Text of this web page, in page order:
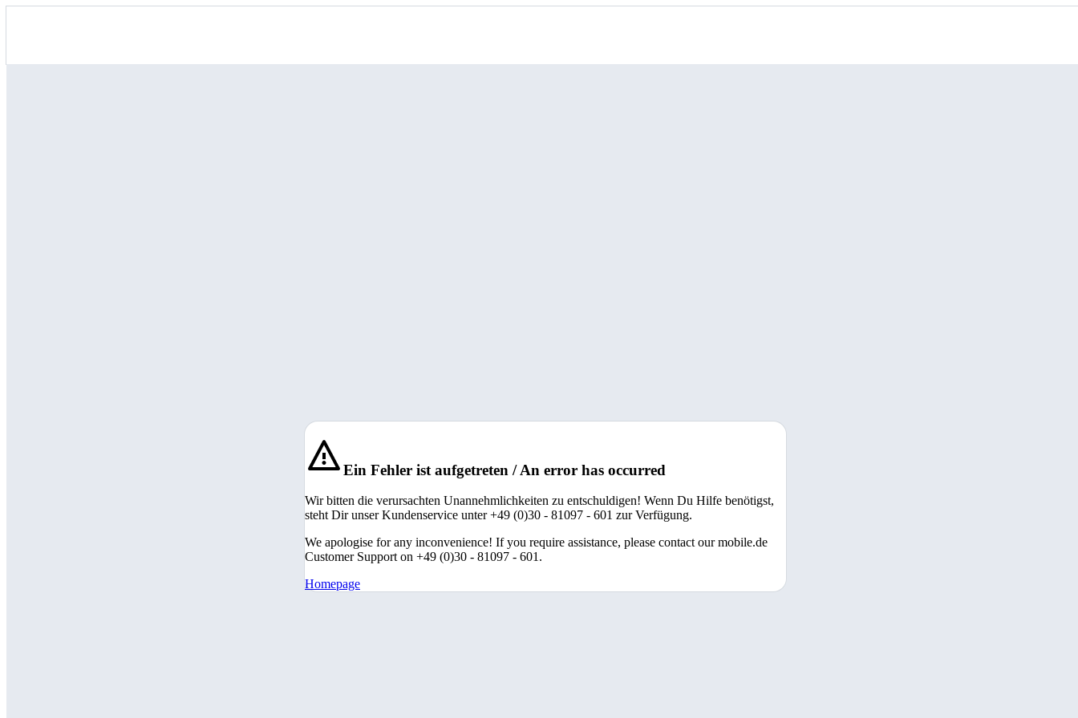
Ein Fehler ist aufgetreten / An error has occurred
Wir bitten die verursachten Unannehmlichkeiten zu entschuldigen! Wenn Du Hilfe benötigst,
steht Dir unser Kundenservice unter +49 (0)30 - 81097 - 601 zur Verfügung.
We apologise for any inconvenience! If you require assistance, please contact our mobile.de
Customer Support on +49 (0)30 - 81097 - 601.
Homepage